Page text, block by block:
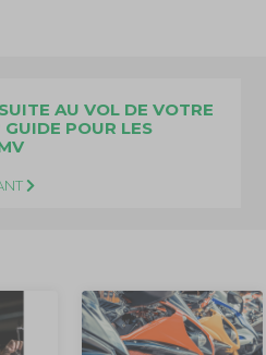
AU VOL DE VOTRE
GUIDE POUR LES